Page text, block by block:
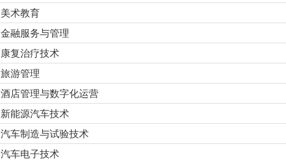
美术教育
金融服务与管理
康复治疗技术
旅游管理
酒店管理与数字化运营
新能源汽车技术
汽车制造与试验技术
汽车电子技术